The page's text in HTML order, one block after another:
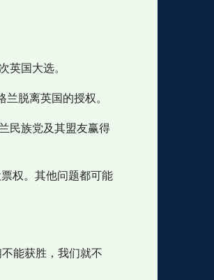
英国大选。
脱离英国的授权。
民族党及其盟友赢得
权。其他问题都可能
能获胜，我们就不